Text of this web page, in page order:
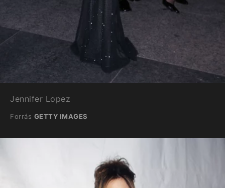
Jennifer Lopez
Forrás GETTY IMAGES